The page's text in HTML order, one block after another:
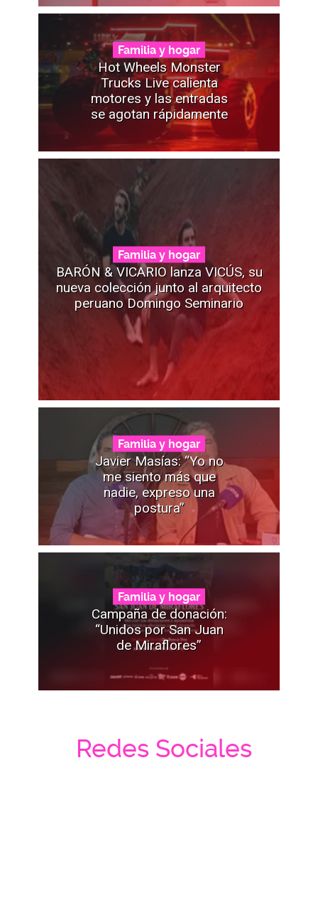
Familia y hogar
Hot Wheels Monster
Trucks Live calienta
motores y las entradas
se agotan rápidamente
Familia y hogar
BARÓN & VICARIO lanza VICÚS, su
nueva colección junto al arquitecto
peruano Domingo Seminario
Familia y hogar
Javier Masías: “Yo no
me siento más que
nadie, expreso una
postura”
Familia y hogar
Campaña de donación:
“Unidos por San Juan
de Miraflores”
Redes Sociales